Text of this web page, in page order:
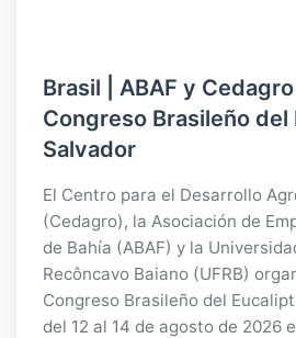
Brasil | ABAF y
Congreso Brasileño del
Salvador
El Centro para el Desarrollo
(Cedagro), la Asociación de
de Bahía (ABAF) y la
Recôncavo Baiano (UFRB)
Congreso Brasileño del
del 12 al 14 de agosto de 2026